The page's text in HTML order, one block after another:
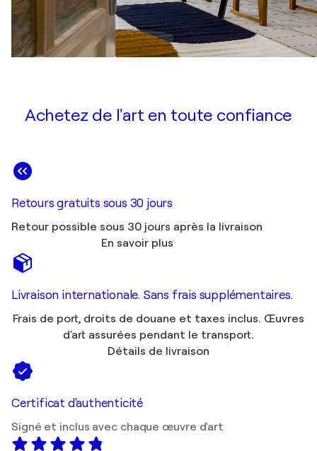
Achetez de l'art en toute confiance
Retours gratuits sous 30 jours
Retour possible sous 30 jours après la livraison
En savoir plus
Livraison internationale. Sans frais supplémentaires.
Frais de port, droits de douane et taxes inclus. Œuvres
d'art assurées pendant le transport.
Détails de livraison
Certificat d'authenticité
Signé et inclus avec chaque œuvre d'art